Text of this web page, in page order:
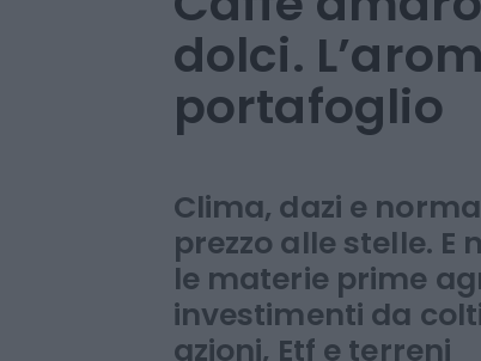
FONDI
Caffè
portafoglio
Clima, dazi e
prezzo alle stelle. E